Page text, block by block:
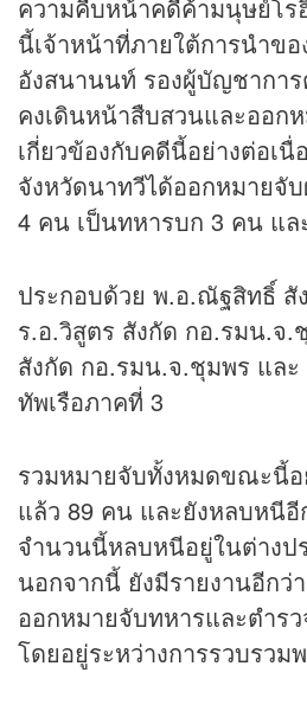
ความคืบหน้าคดีค้ามนุษย์โ
นี้เจ้าหน้าที่ภายใต้การนำขอ
อังสนานนท์ รองผู้บัญชากา
คงเดินหน้าสืบสวนและออก
เกี่ยวข้องกับคดีนี้อย่างต่อเนื่
จังหวัดนาทวีได้ออกหมายจั
4 คน เป็นทหารบก 3 คน แล
ประกอบด้วย พ.อ.ณัฐสิทธิ์ สั
ร.อ.วิสูตร สังกัด กอ.รมน.จ
สังกัด กอ.รมน.จ.ชุมพร แล
ทัพเรือภาคที่ 3
รวมหมายจับทั้งหมดขณะนี้อ
แล้ว 89 คน และยังหลบหนี
จำนวนนี้หลบหนีอยู่ในต่างป
นอกจากนี้ ยังมีรายงานอีกว่
ออกหมายจับทหารและตำร
โดยอยู่ระหว่างการรวบรวม